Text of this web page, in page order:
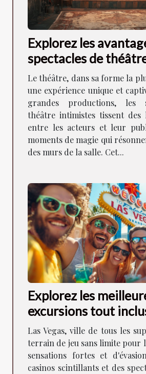
Explorez les
spectacles de
intimistes pour la
communauté locale
Le théâtre, dans sa forme la
une expérience unique et
grandes productions, les
théâtre intimistes tissent des
entre les acteurs et leur
moments de magie qui
des murs de la salle. Cet...
Explorez les
excursions tout
Vegas
Las Vegas, ville de tous les
terrain de jeu sans limite pour
sensations fortes et
casinos scintillants et des